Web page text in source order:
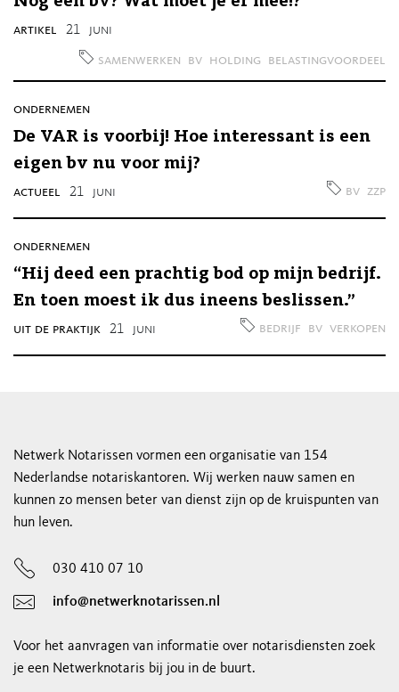
artikel 21 juni
samenwerken bv holding belastingvoordeel
ondernemen
De VAR is voorbij! Hoe interessant is een
eigen bv nu voor mij?
actueel 21 juni bv zzp
ondernemen
“Hij deed een prachtig bod op mijn bedrijf.
En toen moest ik dus ineens beslissen.”
uit de praktijk 21 juni bedrijf bv verkopen
Netwerk Notarissen vormen een organisatie van 154
Nederlandse notariskantoren. Wij werken nauw samen en
kunnen zo mensen beter van dienst zijn op de kruispunten van
hun leven.
030 410 07 10
info@netwerknotarissen.nl
Voor het aanvragen van informatie over notarisdiensten zoek
je een Netwerknotaris bij jou in de buurt.